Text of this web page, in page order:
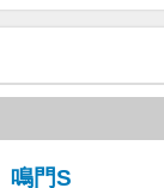
鳴門S